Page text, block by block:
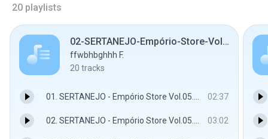
20 playlists
02-SERTANEJO-Empório-Store-Vol.05.rar.extracted
ffwbhbghhh F.
20 tracks
01. SERTANEJO - Empório Store Vol.05.mp3 02:37
02. SERTANEJO - Empório Store Vol.05.mp3 03:02